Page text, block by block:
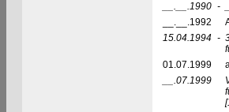
__.__.1990 -
__.__.1992
15.04.1994 -
01.07.1999
__.07.1999